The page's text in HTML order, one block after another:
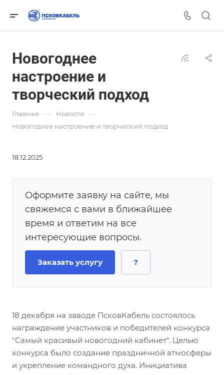
Новогоднее
настроение и
творческий подход
Главная — Новости —
Новогоднее настроение и творческий подход
18.12.2025
Оформите заявку на сайте, мы
свяжемся с вами в ближайшее
время и ответим на все
интересующие вопросы.
Заказать услугу ?
18 декабря на заводе ПсковКабель состоялось
награждение участников и победителей конкурса
"Самый красивый новогодний кабинет". Целью
конкурса было создание праздничной атмосферы
и укрепление командного духа. Инициатива